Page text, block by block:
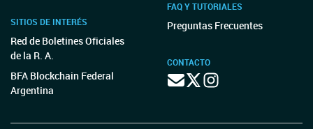
SITIOS DE INTERÉS
Red de Boletines Oficiales
de la R. A.
BFA Blockchain Federal
Argentina
FAQ Y TUTORIALES
Preguntas Frecuentes
CONTACTO